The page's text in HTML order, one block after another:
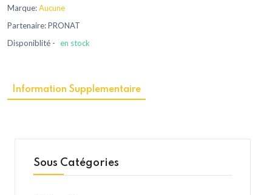
Marque:Aucune
Partenaire: PRONAT
Disponiblité - en stock
Information Supplementaire
Sous Catégories